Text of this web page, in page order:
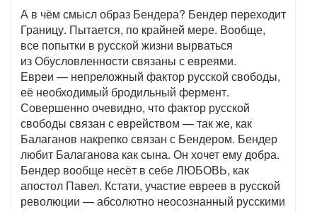
А в чём смысл образ Бендера? Бендер переходит
Границу. Пытается, по крайней мере. Вообще,
все попытки в русской жизни вырваться
из Обусловленности связаны с евреями.
Евреи — непреложный фактор русской свободы,
её необходимый бродильный фермент.
Совершенно очевидно, что фактор русской
свободы связан с еврейством — так же, как
Балаганов накрепко связан с Бендером. Бендер
любит Балаганова как сына. Он хочет ему добра.
Бендер вообще несёт в себе ЛЮБОВЬ, как
апостол Павел. Кстати, участие евреев в русской
революции — абсолютно неосознанный русскими